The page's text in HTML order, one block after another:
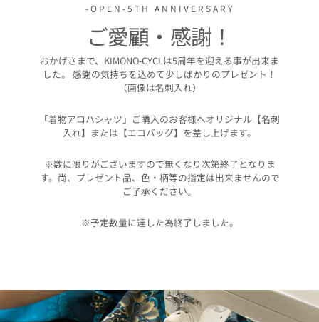
-OPEN-5TH ANNIVERSARY
ご愛顧・感謝！
おかげさまで、KIMONO-CYCLは5周年を迎える事が出来ま
した。 感謝の気持ちを込めて少しばかりのプレゼント！
（画像は名刺入れ）
「着物アロハシャツ」ご購入のお客様へオリジナル【名刺
入れ】または【エコバッグ】を差し上げます。
※数に限りがございますので無くなり次第終了となりま
す。尚、プレゼント品、色・柄等の指定は出来ませんので
ご了承ください。
※予定数量に達した為終了しました。